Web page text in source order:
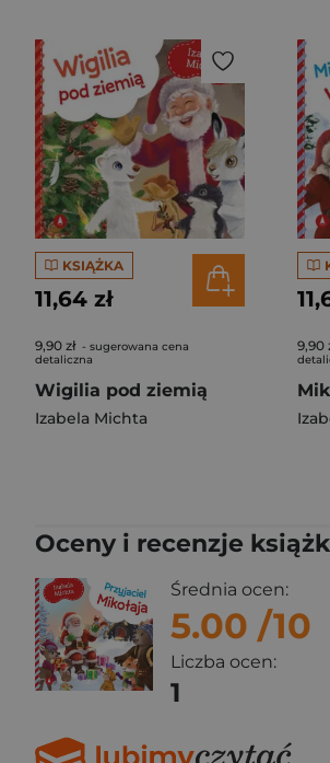
KSIĄŻKA
11,64 zł
9,90 zł - sugerowana cena
detaliczna
Wigilia pod ziemią
Izabela Michta
9,90
Oceny i recenzje
Średnia ocen:
5.00 /10
Liczba ocen:
1